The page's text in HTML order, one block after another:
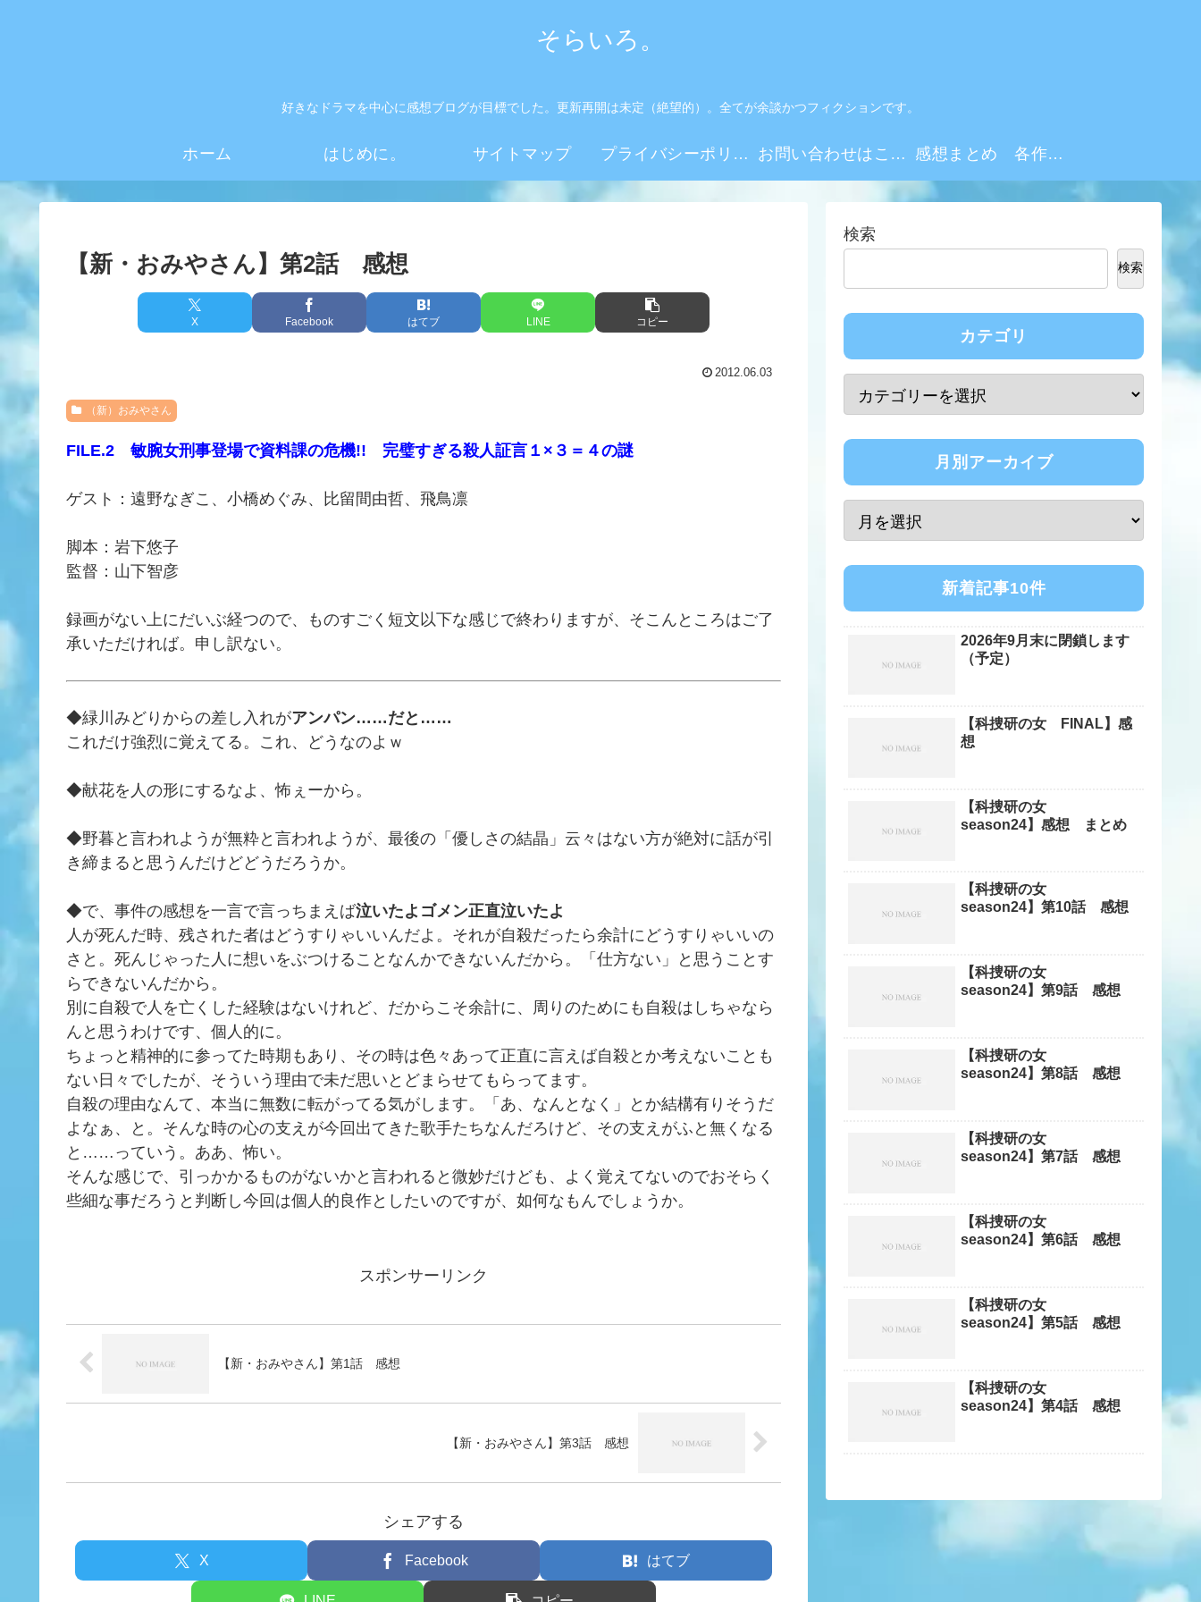
そらいろ。
好きなドラマを中心に感想ブログが目標でした。更新再開は未定（絶望的）。全てが余談かつフィクションです。
ホーム はじめに。 サイトマップ プライバシーポリシー お問い合わせはこちらから 感想まとめ 各作品・シーズンリンク集
【新・おみやさん】第2話 感想
X Facebook はてブ LINE コピー
2012.06.03
（新）おみやさん
FILE.2 敏腕女刑事登場で資料課の危機!! 完璧すぎる殺人証言１×３＝４の謎
ゲスト：遠野なぎこ、小橋めぐみ、比留間由哲、飛鳥凛
脚本：岩下悠子
監督：山下智彦
録画がない上にだいぶ経つので、ものすごく短文以下な感じで終わりますが、そこんところはご了
承いただければ。申し訳ない。
◆緑川みどりからの差し入れがアンパン……だと……
これだけ強烈に覚えてる。これ、どうなのよｗ
◆献花を人の形にするなよ、怖ぇーから。
◆野暮と言われようが無粋と言われようが、最後の「優しさの結晶」云々はない方が絶対に話が引
き締まると思うんだけどどうだろうか。
◆で、事件の感想を一言で言っちまえば泣いたよゴメン正直泣いたよ
人が死んだ時、残された者はどうすりゃいいんだよ。それが自殺だったら余計にどうすりゃいいの
さと。死んじゃった人に想いをぶつけることなんかできないんだから。「仕方ない」と思うことす
らできないんだから。
別に自殺で人を亡くした経験はないけれど、だからこそ余計に、周りのためにも自殺はしちゃなら
んと思うわけです、個人的に。
ちょっと精神的に参ってた時期もあり、その時は色々あって正直に言えば自殺とか考えないことも
ない日々でしたが、そういう理由で未だ思いとどまらせてもらってます。
自殺の理由なんて、本当に無数に転がってる気がします。「あ、なんとなく」とか結構有りそうだ
よなぁ、と。そんな時の心の支えが今回出てきた歌手たちなんだろけど、その支えがふと無くなる
と……っていう。ああ、怖い。
そんな感じで、引っかかるものがないかと言われると微妙だけども、よく覚えてないのでおそらく
些細な事だろうと判断し今回は個人的良作としたいのですが、如何なもんでしょうか。
スポンサーリンク
【新・おみやさん】第1話 感想
【新・おみやさん】第3話 感想
シェアする
X Facebook はてブ
検索
検索
カテゴリ
月別アーカイブ
新着記事10件
2026年9月末に閉鎖します
（予定）
【科捜研の女 FINAL】感
想
【科捜研の女
season24】感想 まとめ
【科捜研の女
season24】第10話 感想
【科捜研の女
season24】第9話 感想
【科捜研の女
season24】第8話 感想
【科捜研の女
season24】第7話 感想
【科捜研の女
season24】第6話 感想
【科捜研の女
season24】第5話 感想
【科捜研の女
season24】第4話 感想